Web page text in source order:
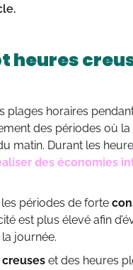
heures
plages horaires
des périodes où
matin. Durant les
des économies
périodes de forte
est plus élevé afin
journée.
creuses et des heures